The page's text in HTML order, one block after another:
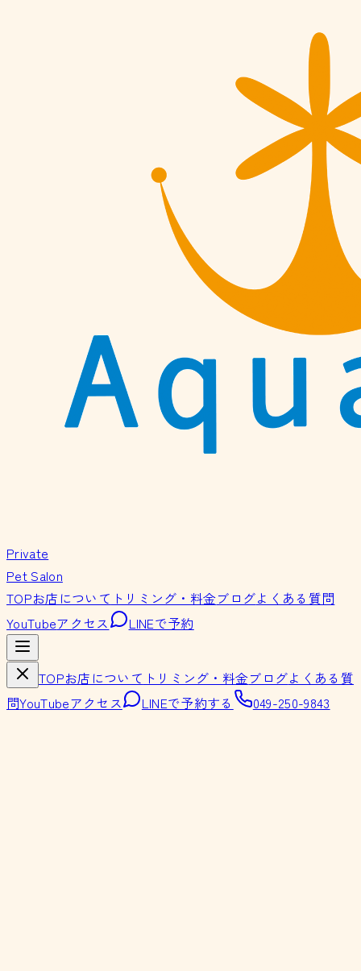
Private
Pet Salon
TOPお店について トリミング・料金ブログよくある質問
YouTubeアクセス LINEで予約
TOPお店について トリミング・料金ブログよくある質
問YouTubeアクセス LINEで予約する 049-250-9843